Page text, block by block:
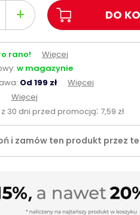
+ DO
rano!
Więcej
w magazynie
Od 199 zł
Więcej
Więcej
30 dni przed promocją: 7,59 zł
i zamów ten produkt przez